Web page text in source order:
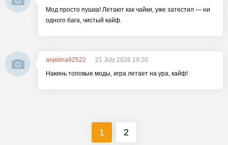
Мод просто пушка! Летают как чайки, уже затестил — ни
одного бага, чистый кайф.
anjelina92522
21 July 2026 19:20
Накинь топовые моды, игра летает на ура, кайф!
1 2